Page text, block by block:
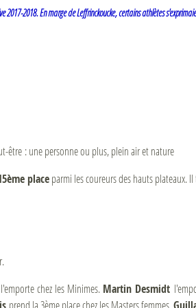
2017-2018. En marge de Leffrinckoucke, certains athlètes
placeparmi les coureurs des hauts plateaux.
chez les Minimes. Martin Desmidt
prend la 3ème place chez les Masters femmes.